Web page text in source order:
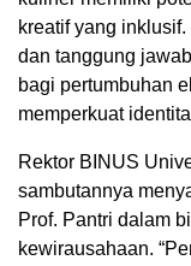
kreatif yang
dan tanggung
bagi pertumbuhan
memperkuat
Rektor BINUS
sambutannya
Prof. Pantri dalam
kewirausahaan.